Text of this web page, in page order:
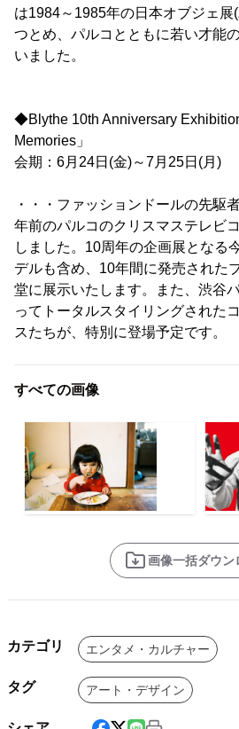
は1984～1985年の日本オブジェ展
つとめ、パルコとともに若い才能
いました。
◆Blythe 10th Anniversary
Memories」
会期：6月24日(金)～7月25日(月)
・・・ファッションドールの先駆
年前のパルコのクリスマステレビ
しました。10周年の企画展となる
デルも含め、10年間に発売された
堂に展示いたします。また、渋谷
ってトータルスタイリングされた
スたちが、特別に登場予定です。
すべての画像
画像一括ダウン
カテゴリ エンタメ・カルチャー
タグ アート・デザイン